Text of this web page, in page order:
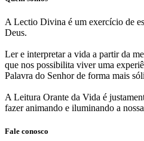
A Lectio Divina é um exercício de
Deus.
Ler e interpretar a vida a partir da
que nos possibilita viver uma
Palavra do Senhor de forma mais
A Leitura Orante da Vida é
fazer animando e iluminando a
Fale conosco